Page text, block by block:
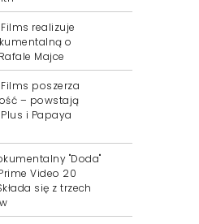
realizuje
o
Majce
poszerza
– powstają
i Papaya
"Doda"
Video 20
się z trzech